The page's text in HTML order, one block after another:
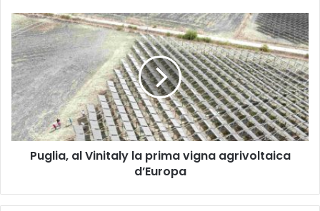
Puglia,
al
Vinitaly
la
prima
vigna
agrivoltaica
d’Europa
Puglia, al Vinitaly la prima vigna agrivoltaica
d’Europa